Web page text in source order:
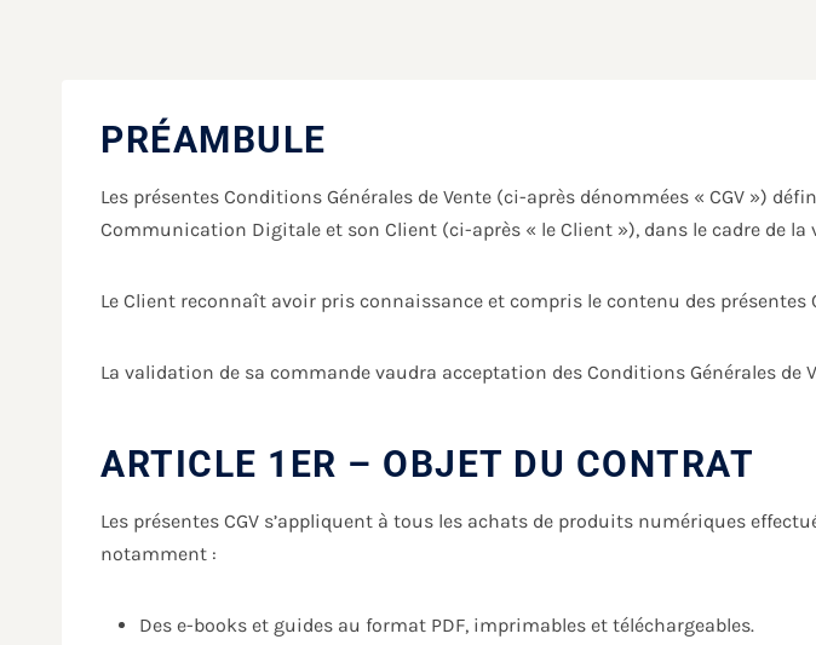
PRÉAMBULE
Les présentes Conditions Générales de Vente (ci-après dénommées « CGV »)
Communication Digitale et son Client (ci-après « le Client »), dans le cadre de
Le Client reconnaît avoir pris connaissance et compris le contenu des
La validation de sa commande vaudra acceptation des Conditions Générales de
ARTICLE 1ER – OBJET DU CONTRAT
Les présentes CGV s’appliquent à tous les achats de produits numériques
notamment :
Des e-books et guides au format PDF, imprimables et téléchargeables.